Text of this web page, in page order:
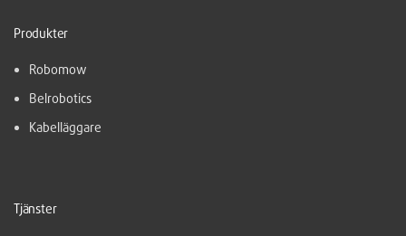
Produkter
Robomow
Belrobotics
Kabelläggare
Tjänster